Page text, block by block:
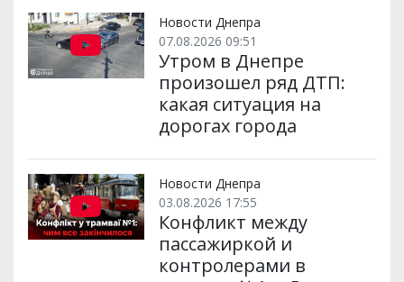
и k m p
Новости Днепра
07.08.2026 09:51
Утром в Днепре
произошел ряд ДТП:
какая ситуация на
дорогах города
Новости Днепра
03.08.2026 17:55
Конфликт между
пассажиркой и
контролерами в